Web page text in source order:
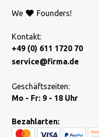
We Founders!
Kontakt:
+49 (0) 611 1720 70
service@firma.de
Geschäftszeiten:
Mo - Fr: 9 - 18 Uhr
Bezahlarten: